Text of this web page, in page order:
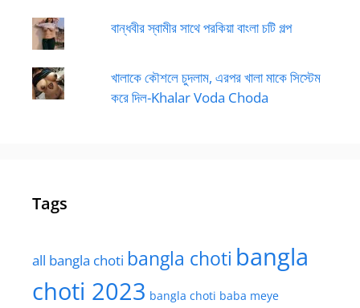
বান্ধবীর স্বামীর সাথে পরকিয়া বাংলা চটি গল্প
খালাকে কৌশলে চুদলাম, এরপর খালা মাকে সিস্টেম
করে দিল-Khalar Voda Choda
Tags
all bangla choti bangla choti bangla
choti 2023 bangla choti baba meye